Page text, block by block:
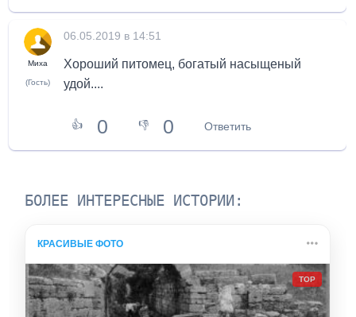
Миха
(Гость)
06.05.2019 в 14:51
Хороший питомец, богатый насыщеный
удой....
👍 0 👎 0 Ответить
БОЛЕЕ ИНТЕРЕСНЫЕ ИСТОРИИ:
КРАСИВЫЕ ФОТО
TOP